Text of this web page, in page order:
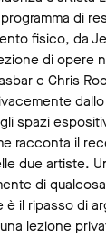
di
fisico, da
di opere
e Chris
spazi
racconta il
due artiste.
di
è il ripasso di
lezione